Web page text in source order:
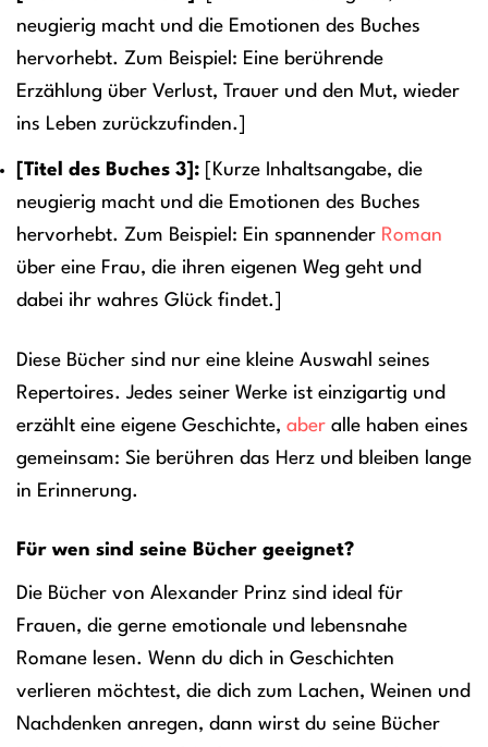
neugierig macht und die Emotionen des Buches
hervorhebt. Zum Beispiel: Eine berührende
Erzählung über Verlust, Trauer und den Mut, wieder
ins Leben zurückzufinden.]
[Titel des Buches 3]: [Kurze Inhaltsangabe, die
neugierig macht und die Emotionen des Buches
hervorhebt. Zum Beispiel: Ein spannender Roman
über eine Frau, die ihren eigenen Weg geht und
dabei ihr wahres Glück findet.]
Diese Bücher sind nur eine kleine Auswahl seines
Repertoires. Jedes seiner Werke ist einzigartig und
erzählt eine eigene Geschichte, aber alle haben eines
gemeinsam: Sie berühren das Herz und bleiben lange
in Erinnerung.
Für wen sind seine Bücher geeignet?
Die Bücher von Alexander Prinz sind ideal für
Frauen, die gerne emotionale und lebensnahe
Romane lesen. Wenn du dich in Geschichten
verlieren möchtest, die dich zum Lachen, Weinen und
Nachdenken anregen, dann wirst du seine Bücher